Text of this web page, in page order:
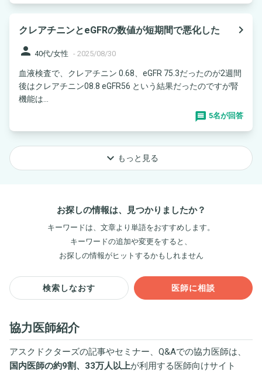
クレアチニンとeGFRの数値が短期間で悪化した
navigate_next
person 40代/女性 - 2025/08/30
血液検査で、クレアチニン 0.68、eGFR 75.3だったのが2週間
後はクレアチニン08.8 eGFR56 という結果だったのですが腎
機能は...
5名が回答
keyboard_arrow_down もっと見る
お探しの情報は、見つかりましたか？
キーワードは、文章より単語をおすすめします。
キーワードの追加や変更をすると、
お探しの情報がヒットするかもしれません
検索しなおす 医師に相談
協力医師紹介
アスクドクターズの記事やセミナー、Q&Aでの協力医師は、
国内医師の約9割、33万人以上が利用する医師向けサイト